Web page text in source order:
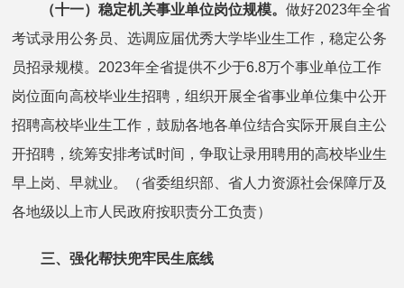
（十一）稳定机关事业单位岗位规模。做好2023年全省
考试录用公务员、选调应届优秀大学毕业生工作，稳定公务
员招录规模。2023年全省提供不少于6.8万个事业单位工作
岗位面向高校毕业生招聘，组织开展全省事业单位集中公开
招聘高校毕业生工作，鼓励各地各单位结合实际开展自主公
开招聘，统筹安排考试时间，争取让录用聘用的高校毕业生
早上岗、早就业。（省委组织部、省人力资源社会保障厅及
各地级以上市人民政府按职责分工负责）
三、强化帮扶兜牢民生底线